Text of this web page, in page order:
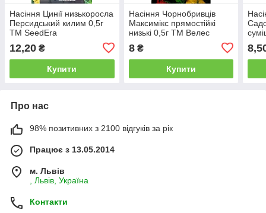
Насіння Цинії низькоросла
Персидський килим 0,5г
ТМ SeedEra
12,20 ₴
Купити
Насіння Чорнобривців
Максимікс прямостійкі
низькі 0,5г ТМ Велес
8₴
Купити
Про нас
98% позитивних з 2100 відгуків за рік
Працює з 13.05.2014
м. Львів
, Львів, Україна
Контакти